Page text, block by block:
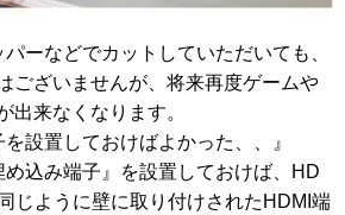
ーなどでカットしていただいても、
ございませんが、将来再度ゲームや
出来なくなります。
を設置しておけばよかった、、』
め込み端子』
を設置しておけば、HD
じように壁に取り付けされたHDMI端